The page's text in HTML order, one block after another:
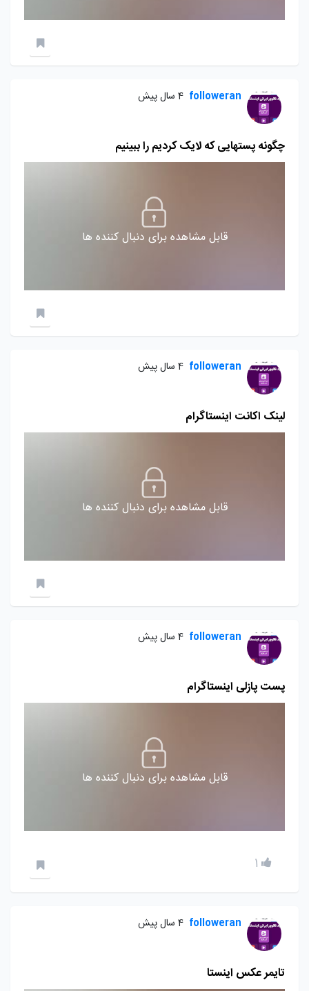
followeran 4 سال پیش
چگونه پستهایی که لایک کردیم را ببینیم
قابل مشاهده برای دنبال کننده ها
followeran 4 سال پیش
لینک اکانت اینستاگرام
قابل مشاهده برای دنبال کننده ها
followeran 4 سال پیش
پست پازلی اینستاگرام
قابل مشاهده برای دنبال کننده ها
1
followeran 4 سال پیش
تایمر عکس اینستا